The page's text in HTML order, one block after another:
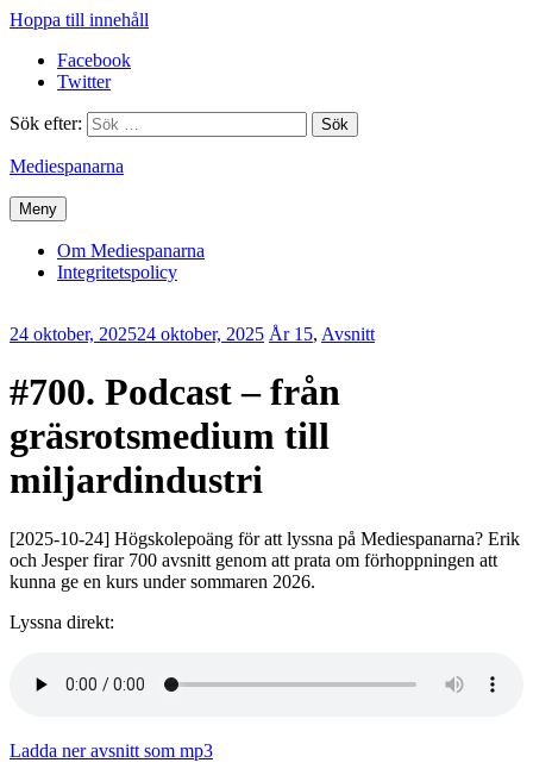
Hoppa till innehåll
Facebook
Twitter
Sök efter:
Mediespanarna
Meny
Om Mediespanarna
Integritetspolicy
24 oktober, 202524 oktober, 2025 Erik
År 15, Avsnitt
#700. Podcast – från
gräsrotsmedium till
miljardindustri
[2025-10-24] Högskolepoäng för att lyssna på Mediespanarna? Erik
och Jesper firar 700 avsnitt genom att prata om förhoppningen att
kunna ge en kurs under sommaren 2026.
Lyssna direkt:
Ladda ner avsnitt som mp3